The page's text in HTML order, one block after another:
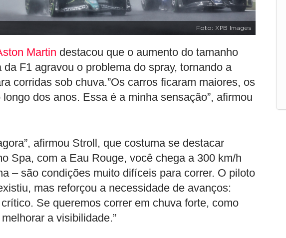
Foto: XPB Images
Martin destacou que o aumento do tamanho
F1 agravou o problema do spray, tornando a
corridas sob chuva.”Os carros ficaram maiores, os
dos anos. Essa é a minha sensação”, afirmou
afirmou Stroll, que costuma se destacar
Spa, com a Eau Rouge, você chega a 300 km/h
– são condições muito difíceis para correr. O piloto
mas reforçou a necessidade de avanços:
Se queremos correr em chuva forte, como
a visibilidade.”